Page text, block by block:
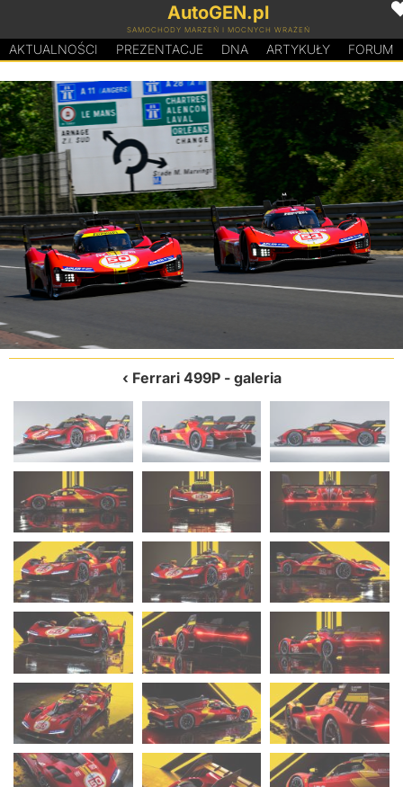
AutoGEN.pl
SAMOCHODY MARZEŃ I MOCNYCH WRAŻEŃ
AKTUALNOŚCI PREZENTACJE DNA ARTYKUŁY FORUM
Ferrari 499P- galeria